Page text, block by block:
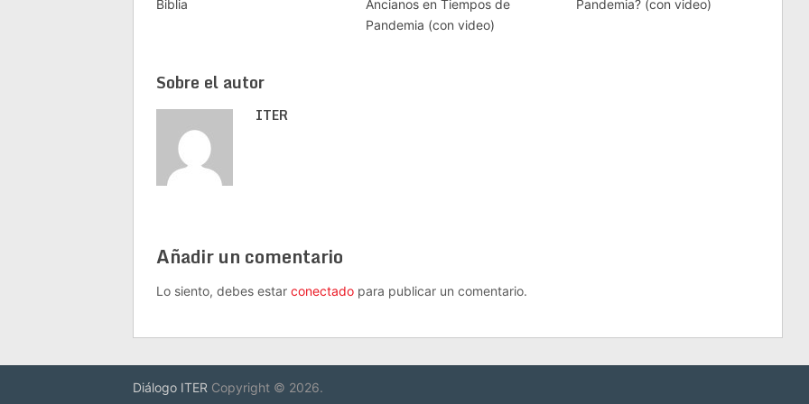
Biblia
Ancianos en Tiempos de
Pandemia (con video)
Pandemia? (con video)
Sobre el autor
ITER
Añadir un comentario
Lo siento, debes estar conectado para publicar un comentario.
Diálogo ITER Copyright © 2026.